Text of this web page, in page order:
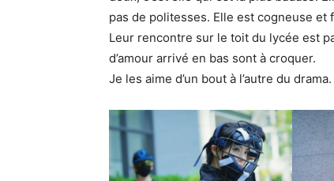
pas de politesses. Elle est cogneuse et
Leur rencontre sur le toit du lycée est
d’amour arrivé en bas sont à croquer.
Je les aime d’un bout à l’autre du drama.